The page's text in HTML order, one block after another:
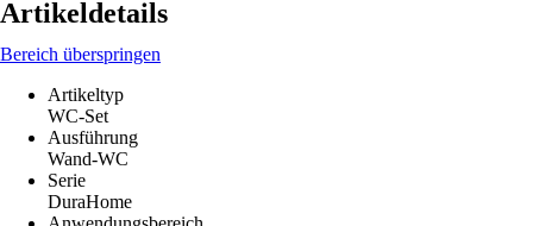
Artikeldetails
Bereich überspringen
Artikeltyp
WC-Set
Ausführung
Wand-WC
Serie
DuraHome